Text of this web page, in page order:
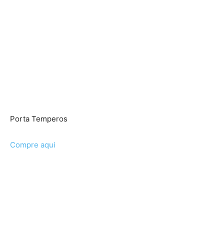
Porta Temperos
Compre aqui